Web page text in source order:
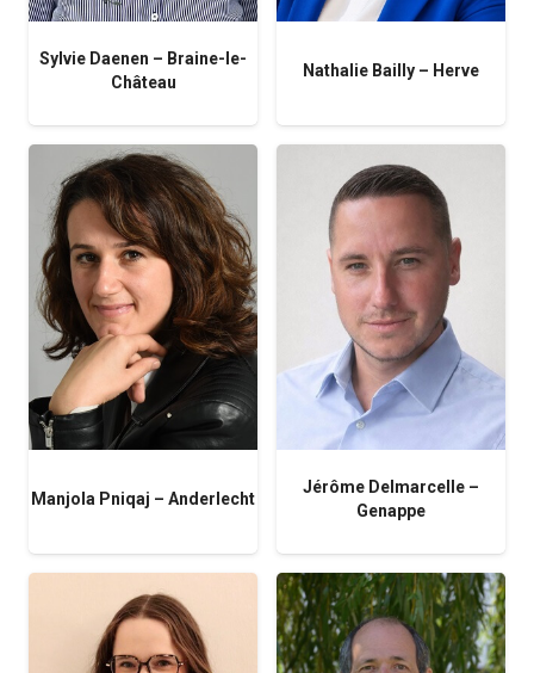
Sylvie Daenen – Braine-le-
Château
Nathalie Bailly – Herve
Manjola Pniqaj – Anderlecht
Jérôme Delmarcelle –
Genappe